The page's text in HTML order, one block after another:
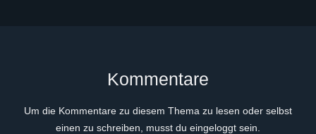
Kommentare
Um die Kommentare zu diesem Thema zu lesen oder selbst
einen zu schreiben, musst du eingeloggt sein.